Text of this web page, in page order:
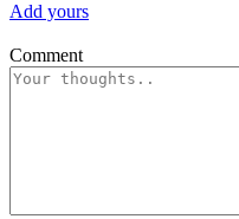
Add yours
Comment